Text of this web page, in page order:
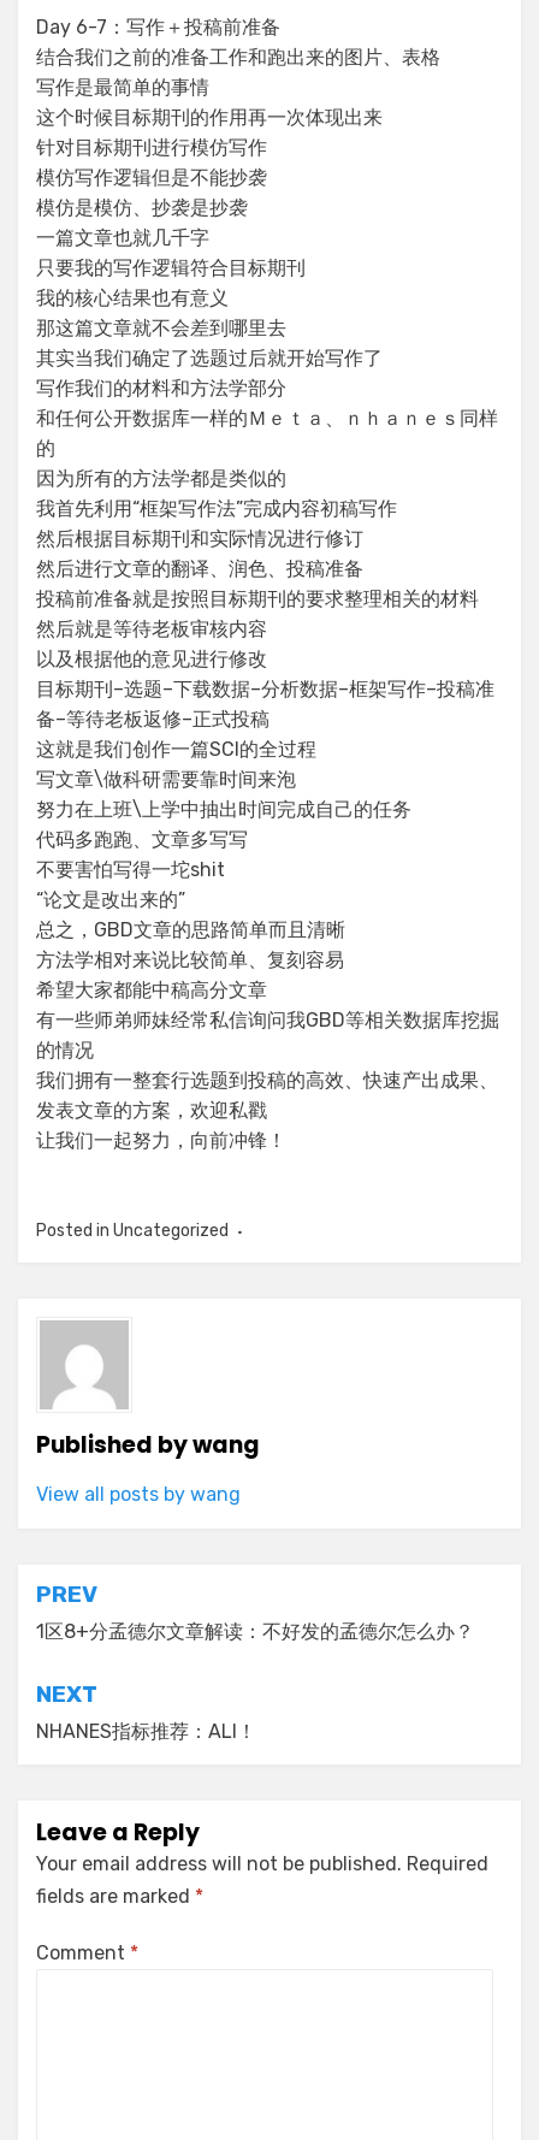
Day 6-7：写作＋投稿前准备
结合我们之前的准备工作和跑出来的图片、表格
写作是最简单的事情
这个时候目标期刊的作用再一次体现出来
针对目标期刊进行模仿写作
模仿写作逻辑但是不能抄袭
模仿是模仿、抄袭是抄袭
一篇文章也就几千字
只要我的写作逻辑符合目标期刊
我的核心结果也有意义
那这篇文章就不会差到哪里去
其实当我们确定了选题过后就开始写作了
写作我们的材料和方法学部分
和任何公开数据库一样的Ｍｅｔａ、ｎｈａｎｅｓ同样
的
因为所有的方法学都是类似的
我首先利用“框架写作法”完成内容初稿写作
然后根据目标期刊和实际情况进行修订
然后进行文章的翻译、润色、投稿准备
投稿前准备就是按照目标期刊的要求整理相关的材料
然后就是等待老板审核内容
以及根据他的意见进行修改
目标期刊–选题–下载数据–分析数据–框架写作–投稿准
备–等待老板返修–正式投稿
这就是我们创作一篇SCI的全过程
写文章\做科研需要靠时间来泡
努力在上班\上学中抽出时间完成自己的任务
代码多跑跑、文章多写写
不要害怕写得一坨shit
“论文是改出来的”
总之，GBD文章的思路简单而且清晰
方法学相对来说比较简单、复刻容易
希望大家都能中稿高分文章
有一些师弟师妹经常私信询问我GBD等相关数据库挖掘
的情况
我们拥有一整套行选题到投稿的高效、快速产出成果、
发表文章的方案，欢迎私戳
让我们一起努力，向前冲锋！
Posted in Uncategorized
Published bywang
View all posts by wang
Post
navigation
PREV
1区8+分孟德尔文章解读：不好发的孟德尔怎么办？
NEXT
NHANES指标推荐：ALI！
Leave a Reply
Your email address will not be published. Required
fields are marked *
Comment *